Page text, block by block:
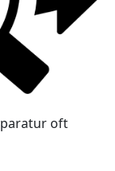
oft